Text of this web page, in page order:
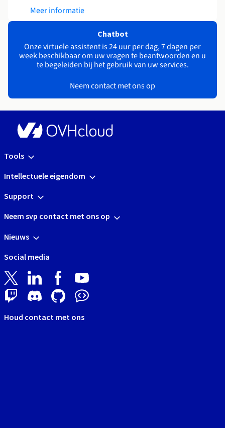
Meer informatie
Chatbot
Onze virtuele assistent is 24 uur per dag, 7 dagen per
week beschikbaar om uw vragen te beantwoorden en u
te begeleiden bij het gebruik van uw services.
Neem contact met ons op
Tools
Intellectuele eigendom
Support
Neem svp contact met ons op
Nieuws
Social media
Houd contact met ons